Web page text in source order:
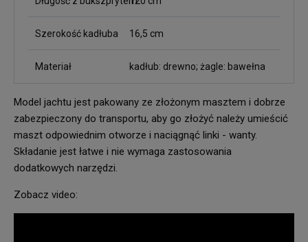
Szerokość kadłuba 16,5 cm
Materiał kadłub: drewno; żagle: bawełna
Model jachtu jest pakowany ze złożonym masztem i dobrze
zabezpieczony do transportu, aby go złożyć należy umieścić
maszt odpowiednim otworze i naciągnąć linki - wanty.
Składanie jest łatwe i nie wymaga zastosowania
dodatkowych narzędzi.
Zobacz video: